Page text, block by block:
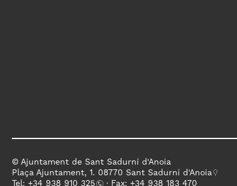
© Ajuntament de Sant Sadurní d'Anoia
Plaça Ajuntament, 1. 08770 Sant Sadurní d'Anoia
Tel: +34 938 910 325 · Fax: +34 938 183 470